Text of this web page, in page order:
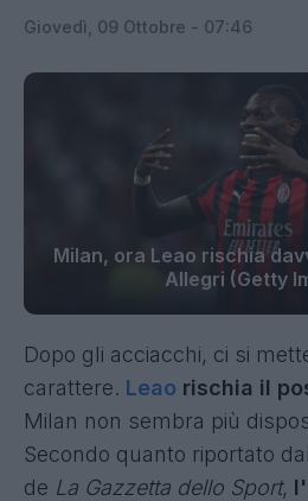
Giovedì, 09 Ottobre - 07:46
Milan, ora Leao rischia
Allegri (Getty
Dopo gli acciacchi, ci si
carattere. Leao rischia il
Milan non sembra più
Secondo quanto riportato
de La Gazzetta dello Sport,